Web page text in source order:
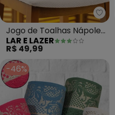
Lar
Jogo de Toalhas Nápoles
(Uva) 2 Peças
LAR E LAZER
R$ 49,99
-46%